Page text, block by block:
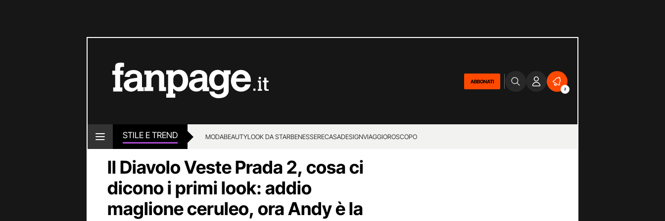
ABBONATI
2
STILE E TREND MODABEAUTYLOOK DA STARBENESSERECASADESIGNVIAGGIOROSCOPO
Il Diavolo Veste Prada 2, cosa ci
dicono i primi look: addio
maglione ceruleo, ora Andy è la